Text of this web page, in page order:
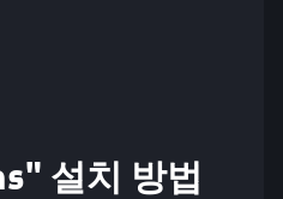
설치 방법